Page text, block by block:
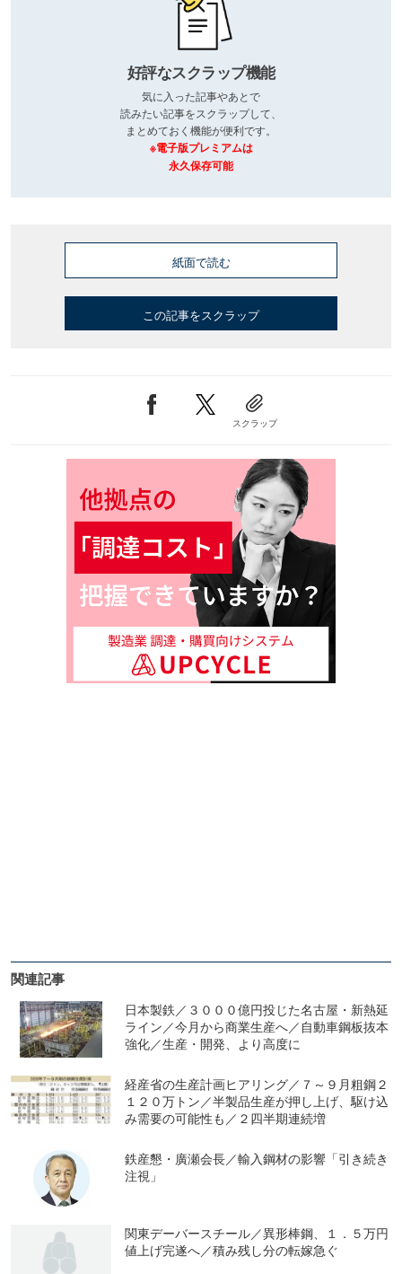
好評なスクラップ機能
気に入った記事やあとで
読みたい記事をスクラップして、
まとめておく機能が便利です。
※電子版プレミアムは
永久保存可能
紙面で読む
この記事をスクラップ
スクラップ
関連記事
日本製鉄／３０００億円投じた名古屋・新熱延
ライン／今月から商業生産へ／自動車鋼板抜本
強化／生産・開発、より高度に
経産省の生産計画ヒアリング／７～９月粗鋼２
１２０万トン／半製品生産が押し上げ、駆け込
み需要の可能性も／２四半期連続増
鉄産懇・廣瀬会長／輸入鋼材の影響「引き続き
注視」
関東デーバースチール／異形棒鋼、１．５万円
値上げ完遂へ／積み残し分の転嫁急ぐ